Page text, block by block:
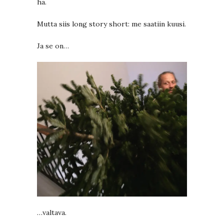
ha.
Mutta siis long story short: me saatiin kuusi.
Ja se on…
…valtava.